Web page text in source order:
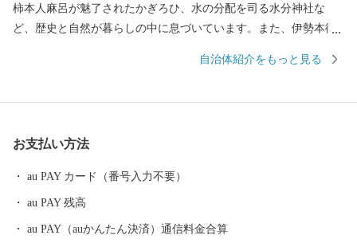
柿本人麻呂が魅了されたかぎろひ、水の分配を司る水分神社な
ど、歴史と自然が暮らしの中に息づいています。また、伊勢本街
古の旅人の思いを今も伝えています。 平成18年1月の合併によ
お願いします。
自治体紹介をもっと見る
お支払い方法
au PAY カード（番号入力不要）
au PAY 残高
au PAY（auかんたん決済）通信料金合算